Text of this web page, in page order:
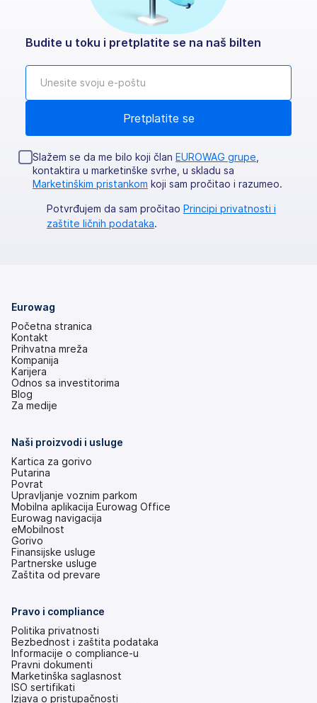
Budite u toku i pretplatite se na naš bilten
Slažem se da me bilo koji član EUROWAG grupe
kontaktira u marketinške svrhe, u skladu sa
Marketinškim pristankom koji sam pročitao i razumeo.
Potvrđujem da sam pročitao Principi privatnosti i
zaštite ličnih podataka.
Eurowag
Početna stranica
Kontakt
Prihvatna mreža
Kompanija
Karijera
Odnos sa investitorima
(otvara
se
kartice)
Blog
Za medije
Naši proizvodi i usluge
Kartica za gorivo
Putarina
Povrat
Upravljanje voznim parkom
Mobilna aplikacija Eurowag Office
Eurowag navigacija
eMobilnost
Gorivo
Finansijske usluge
Partnerske usluge
Zaštita od prevare
Pravo i compliance
Politika privatnosti
Bezbednost i zaštita podataka
Informacije o compliance-u
Pravni dokumenti
Marketinška saglasnost
ISO sertifikati
Izjava o pristupačnosti